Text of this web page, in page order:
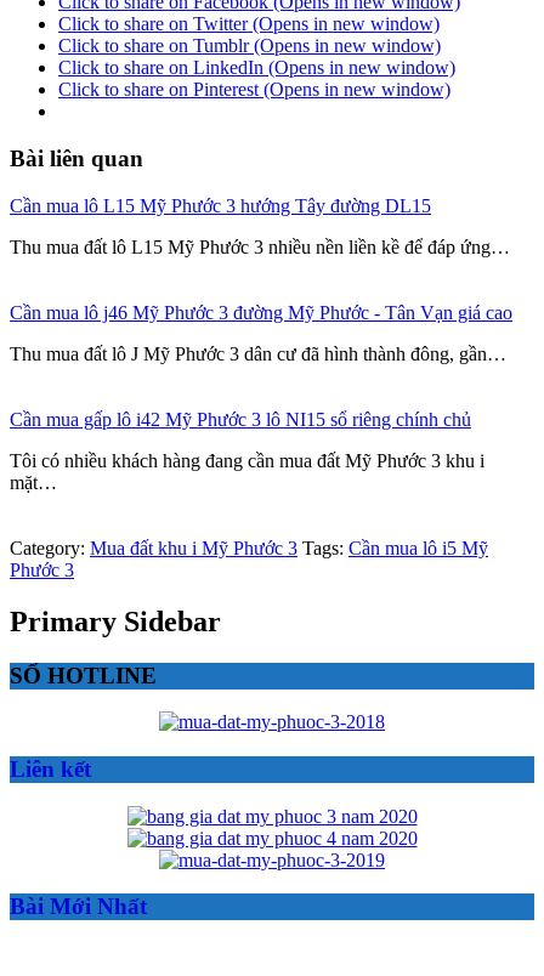
Click to share on Twitter (Opens in new window)
Click to share on Tumblr (Opens in new window)
Click to share on LinkedIn (Opens in new window)
Click to share on Pinterest (Opens in new window)
Bài liên quan
Cần mua lô L15 Mỹ Phước 3 hướng Tây đường DL15
Thu mua đất lô L15 Mỹ Phước 3 nhiều nền liền kề để đáp ứng…
Cần mua lô j46 Mỹ Phước 3 đường Mỹ Phước - Tân Vạn giá cao
Thu mua đất lô J Mỹ Phước 3 dân cư đã hình thành đông, gần…
Cần mua gấp lô i42 Mỹ Phước 3 lô NI15 sổ riêng chính chủ
Tôi có nhiều khách hàng đang cần mua đất Mỹ Phước 3 khu i
mặt…
Category: Mua đất khu i Mỹ Phước 3 Tags: Cần mua lô i5 Mỹ
Phước 3
Primary Sidebar
SỐ HOTLINE
Liên kết
Bài Mới Nhất